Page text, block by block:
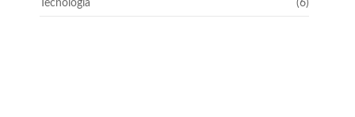
Tecnologia (6)